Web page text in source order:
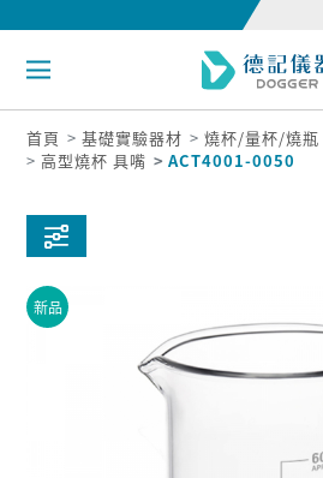
首頁 基礎實驗器材 燒杯/量杯/燒瓶
高型燒杯 具嘴
ACT4001-0050
新品